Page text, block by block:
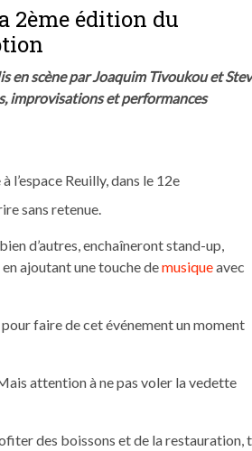
2ème édition du
en scène par Joaquim Tivoukou et
improvisations et performances
l’espace Reuilly, dans le 12e
sans retenue.
d’autres, enchaîneront stand-up,
ajoutant une touche demusiqueavec
faire de cet événement un moment
attention à ne pas voler la vedette
des boissons et de la restauration,